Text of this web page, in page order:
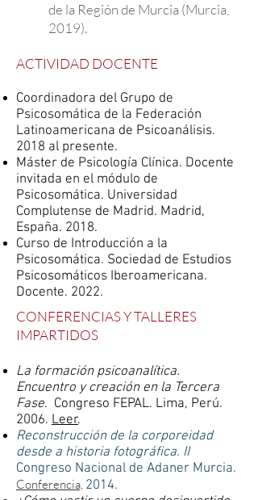
de la Región de Murcia (Murcia,
2019).
ACTIVIDAD DOCENTE
Coordinadora del Grupo de
Psicosomática de la Federación
Latinoamericana de Psicoanálisis.
2018 al presente.
Máster de Psicología Clínica. Docente
invitada en el módulo de
Psicosomática. Universidad
Complutense de Madrid. Madrid,
España. 2018.
Curso de Introducción a la
Psicosomática. Sociedad de Estudios
Psicosomáticos Iberoamericana.
Docente. 2022.
CONFERENCIAS Y TALLERES
IMPARTIDOS
La formación psicoanalítica.
Encuentro y creación en la Tercera
Fase. Congreso FEPAL. Lima, Perú.
2006. Leer.
Reconstrucción de la corporeidad
desde a historia fotográfica. II
Congreso Nacional de Adaner Murcia.
Conferencia, 2014.